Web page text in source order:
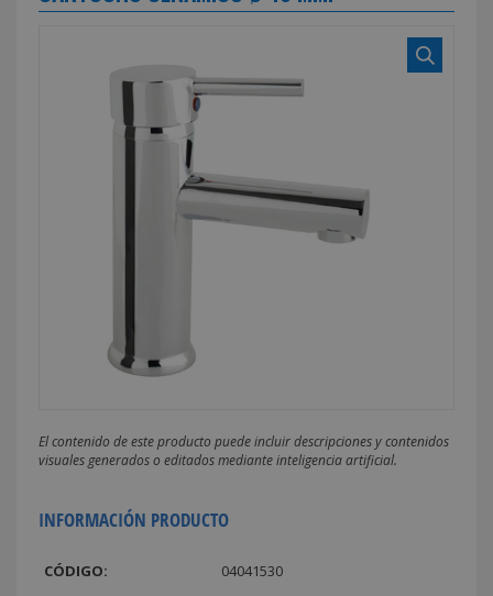
El contenido de este producto puede incluir descripciones y contenidos
visuales generados o editados mediante inteligencia artificial.
INFORMACIÓN PRODUCTO
CÓDIGO:
04041530